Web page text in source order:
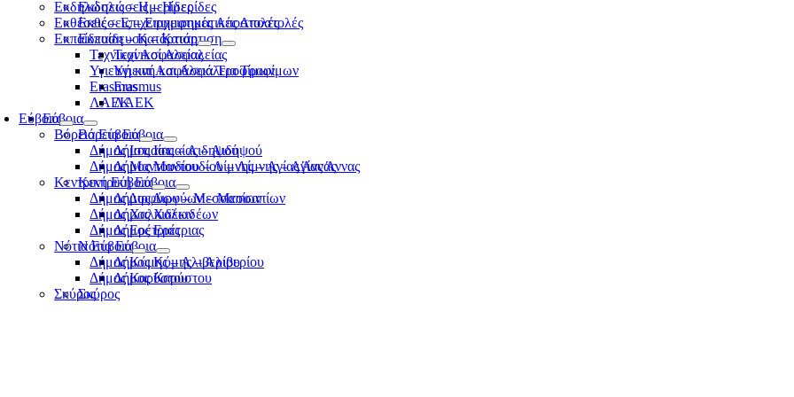
Εκδηλώσεις – Ημερίδες
Εκθέσεις – Επιχειρηματικές Αποστολές
Εκπαίδευση – Κατάρτιση
Τεχνικοί Ασφαλείας
Υγιεινή και Ασφάλεια Τροφίμων
Erasmus
ΛΑΕΚ
Εύβοια
Βόρεια Εύβοια
Δήμος Ιστιαίας – Αιδηψού
Δήμος Μαντουδίου – Λίμνης – Αγίας Άννας
Κεντρική Εύβοια
Δήμος Διρφύων – Μεσσαπίων
Δήμος Χαλκιδέων
Δήμος Ερέτριας
Νότια Εύβοια
Δήμος Κύμης – Αλιβερίου
Δήμος Καρύστου
Σκύρος
Εκδηλώσεις – Ημερίδες
Εκθέσεις – Επιχειρηματικές Αποστολές
Εκπαίδευση – Κατάρτιση
Τεχνικοί Ασφαλείας
Υγιεινή και Ασφάλεια Τροφίμων
Erasmus
ΛΑΕΚ
Εύβοια
Βόρεια Εύβοια
Δήμος Ιστιαίας – Αιδηψού
Δήμος Μαντουδίου – Λίμνης – Αγίας Άννας
Κεντρική Εύβοια
Δήμος Διρφύων – Μεσσαπίων
Δήμος Χαλκιδέων
Δήμος Ερέτριας
Νότια Εύβοια
Δήμος Κύμης – Αλιβερίου
Δήμος Καρύστου
Σκύρος